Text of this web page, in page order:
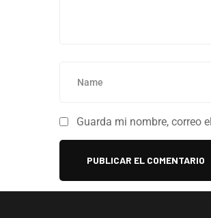
Guarda mi nombre, correo